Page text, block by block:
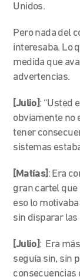
Unidos.
Pero nada del
interesaba. Lo
medida que
advertencias.
[Julio]: “Usted
obviamente no
tener
sistemas
[Matías] : Era
gran cartel que
eso lo
sin disparar las
[Julio]: Era
seguía sin, sin
consecuencias